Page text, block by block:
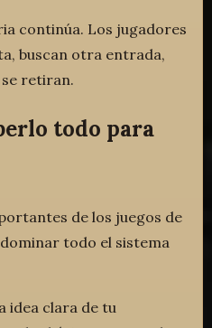
continúa. Los jugadores
buscan otra entrada,
retiran.
todo para
de los juegos de
todo el sistema
idea clara de tu